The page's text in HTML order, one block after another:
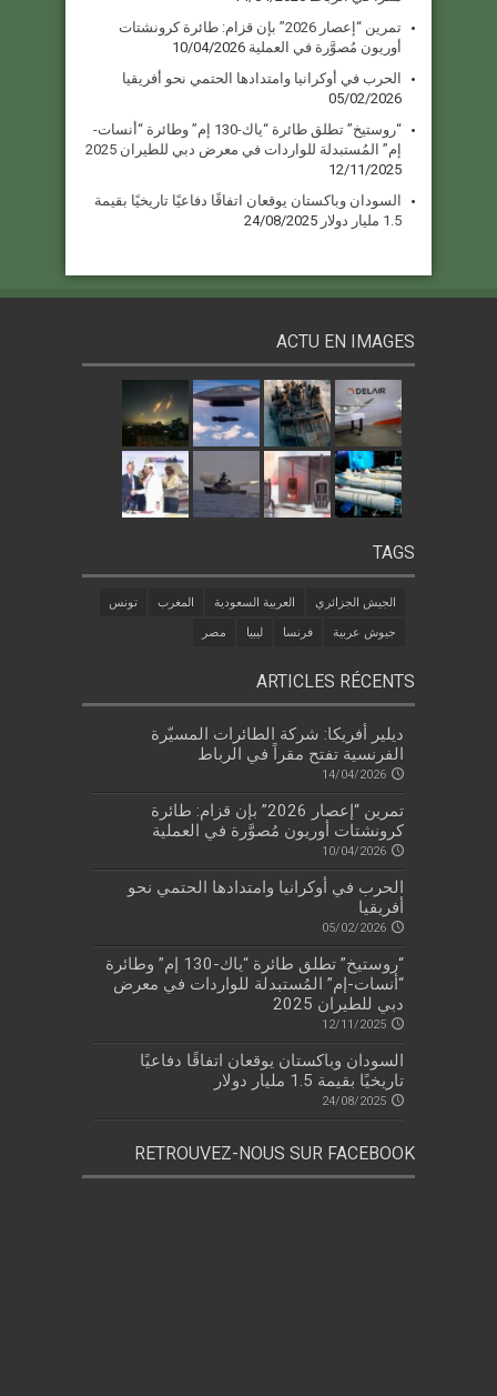
تمرين “إعصار 2026” بإن قزام: طائرة كرونشتات
أوريون مُصوَّرة في العملية 10/04/2026
الحرب في أوكرانيا وامتدادها الحتمي نحو أفريقيا
05/02/2026
“روستيخ” تطلق طائرة “ياك-130 إم” وطائرة “أنسات-
إم” المُستبدلة للواردات في معرض دبي للطيران 2025
12/11/2025
السودان وباكستان يوقعان اتفاقًا دفاعيًا تاريخيًا بقيمة
1.5 مليار دولار
24/08/2025
ACTU EN IMAGES
TAGS
الجيش الجزائري العربية السعودية المغرب تونس
جيوش عربية فرنسا ليبيا مصر
ARTICLES RÉCENTS
ديلير أفريكا: شركة الطائرات المسيّرة
الفرنسية تفتح مقراً في الرباط
14/04/2026
تمرين “إعصار 2026” بإن قزام: طائرة
كرونشتات أوريون مُصوَّرة في العملية
10/04/2026
الحرب في أوكرانيا وامتدادها الحتمي نحو
أفريقيا
05/02/2026
“روستيخ” تطلق طائرة “ياك-130 إم” وطائرة
“أنسات-إم” المُستبدلة للواردات في معرض
دبي للطيران 2025
12/11/2025
السودان وباكستان يوقعان اتفاقًا دفاعيًا
تاريخيًا بقيمة 1.5 مليار دولار
24/08/2025
RETROUVEZ-NOUS SUR FACEBOOK